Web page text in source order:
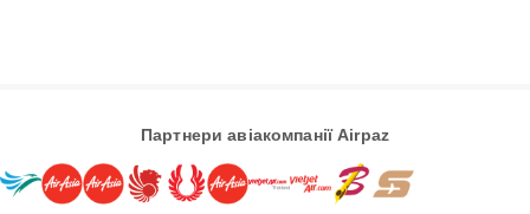
Партнери авіакомпанії Airpaz